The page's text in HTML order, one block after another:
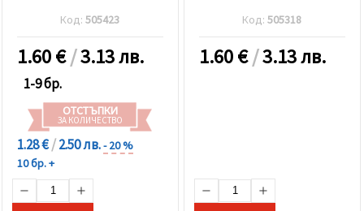
Код:505423
1.60€/3.13 лв.
1-9 бр.
ОТСТЪПКИ
ЗА КОЛИЧЕСТВО
1.28 €/2.50 лв.- 20 %
10 бр. +
Код:505318
1.60€/3.13 лв.